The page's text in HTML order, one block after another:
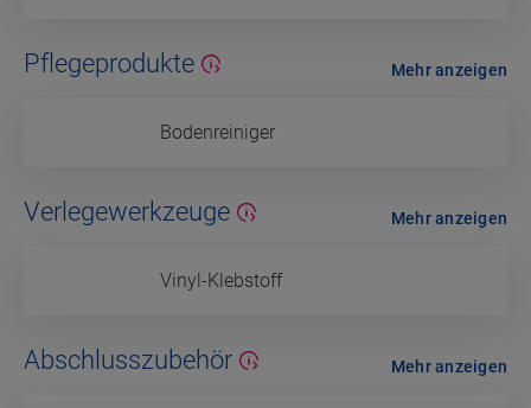
Pflegeprodukte
Bodenreiniger
Mehr anzeigen
Verlegewerkzeuge
Vinyl-Klebstoff
Mehr anzeigen
Abschlusszubehör Mehr anzeigen